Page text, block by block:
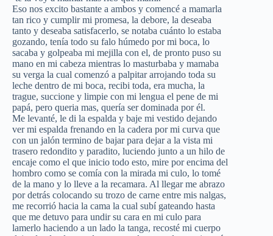
Eso nos excito bastante a ambos y comencé a mamarla
tan rico y cumplir mi promesa, la debore, la deseaba
tanto y deseaba satisfacerlo, se notaba cuánto lo estaba
gozando, tenía todo su falo húmedo por mi boca, lo
sacaba y golpeaba mi mejilla con el, de pronto puso su
mano en mi cabeza mientras lo masturbaba y mamaba
su verga la cual comenzó a palpitar arrojando toda su
leche dentro de mi boca, recibi toda, era mucha, la
trague, succione y limpie con mi lengua el pene de mi
papá, pero queria mas, quería ser dominada por él.
Me levanté, le di la espalda y baje mi vestido dejando
ver mi espalda frenando en la cadera por mi curva que
con un jalón termino de bajar para dejar a la vista mi
trasero redondito y paradito, luciendo junto a un hilo de
encaje como el que inicio todo esto, mire por encima del
hombro como se comía con la mirada mi culo, lo tomé
de la mano y lo lleve a la recamara. Al llegar me abrazo
por detrás colocando su trozo de carne entre mis nalgas,
me recorrió hacia la cama la cual subí gateando hasta
que me detuvo para undir su cara en mi culo para
lamerlo haciendo a un lado la tanga, recosté mi cuerpo